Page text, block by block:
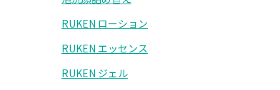
RUKEN ローション
RUKEN エッセンス
RUKEN ジェル